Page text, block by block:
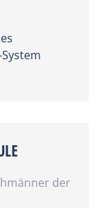
der